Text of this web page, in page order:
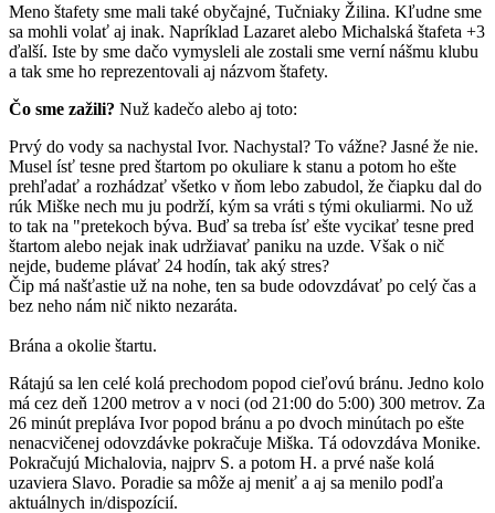
Meno štafety sme mali také obyčajné, Tučniaky Žilina. Kľudne sme
sa mohli volať aj inak. Napríklad Lazaret alebo Michalská štafeta +3
ďalší. Iste by sme dačo vymysleli ale zostali sme verní nášmu klubu
a tak sme ho reprezentovali aj názvom štafety.
Čo sme zažili? Nuž kadečo alebo aj toto:
Prvý do vody sa nachystal Ivor. Nachystal? To vážne? Jasné že nie.
Musel ísť tesne pred štartom po okuliare k stanu a potom ho ešte
prehľadať a rozhádzať všetko v ňom lebo zabudol, že čiapku dal do
rúk Miške nech mu ju podrží, kým sa vráti s tými okuliarmi. No už
to tak na "pretekoch býva. Buď sa treba ísť ešte vycikať tesne pred
štartom alebo nejak inak udržiavať paniku na uzde. Však o nič
nejde, budeme plávať 24 hodín, tak aký stres?
Čip má našťastie už na nohe, ten sa bude odovzdávať po celý čas a
bez neho nám nič nikto nezaráta.
Brána a okolie štartu.
Rátajú sa len celé kolá prechodom popod cieľovú bránu. Jedno kolo
má cez deň 1200 metrov a v noci (od 21:00 do 5:00) 300 metrov. Za
26 minút prepláva Ivor popod bránu a po dvoch minútach po ešte
nenacvičenej odovzdávke pokračuje Miška. Tá odovzdáva Monike.
Pokračujú Michalovia, najprv S. a potom H. a prvé naše kolá
uzaviera Slavo. Poradie sa môže aj meniť a aj sa menilo podľa
aktuálnych in/dispozícií.